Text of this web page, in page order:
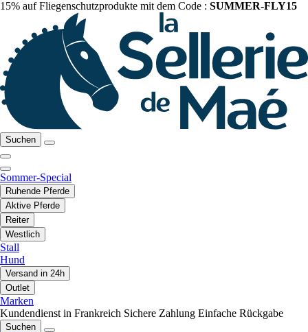
15% auf Fliegenschutzprodukte mit dem Code : SUMMER-FLY15
Suchen
Sommer-Special
Ruhende Pferde
Aktive Pferde
Reiter
Westlich
Stall
Hund
Versand in 24h
Outlet
Marken
Kundendienst in Frankreich Sichere Zahlung Einfache Rückgabe
Suchen